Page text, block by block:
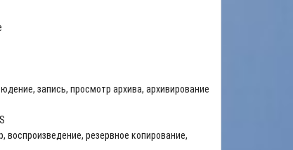
запись, просмотр архива, архивирование
воспроизведение, резервное копирование,